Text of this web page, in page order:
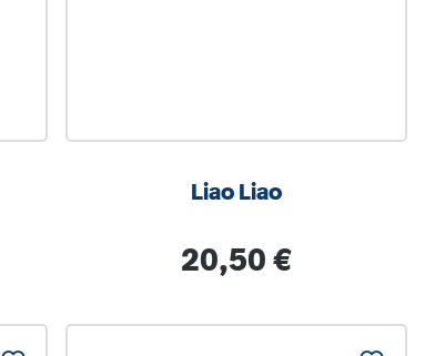
Liao Liao
Regulärer Preis:
20,50 €